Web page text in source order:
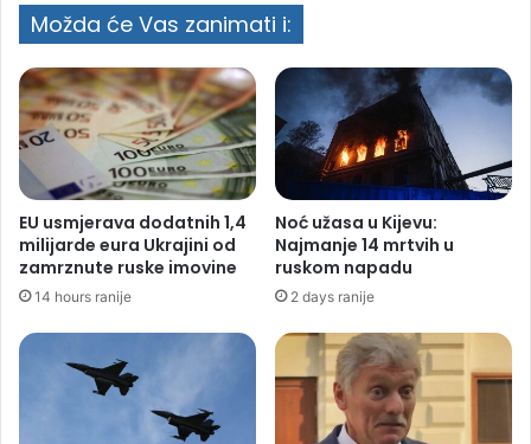
Možda će Vas zanimati i:
EU usmjerava dodatnih 1,4
milijarde eura Ukrajini od
zamrznute ruske imovine
14 hours ranije
Noć užasa u Kijevu:
Najmanje 14 mrtvih u
ruskom napadu
2 days ranije